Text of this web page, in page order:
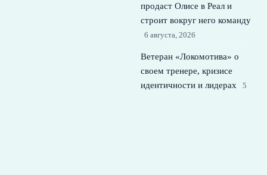
продаст Олисе в Реал и
строит вокруг него команду
6 августа, 2026
Ветеран «Локомотива» о
своем тренере, кризисе
идентичности и лидерах
5